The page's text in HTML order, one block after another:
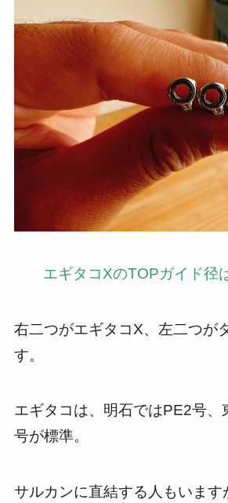
エギタコXのTOPガイド径
右二つがエギタコX、左二つが
す。
エギタコは、明石ではPE2号、
号が標準。
サルカンに直結する人もいます